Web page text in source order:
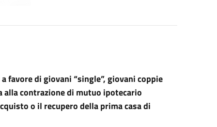
favore di giovani “single”, giovani coppie
contrazione di mutuo ipotecario
o il recupero della prima casa di